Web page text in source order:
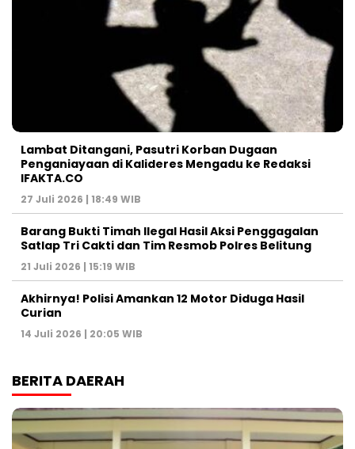
Lambat Ditangani, Pasutri Korban Dugaan
Penganiayaan di Kalideres Mengadu ke Redaksi
IFAKTA.CO
27 Juli 2026 | 18:49 WIB
Barang Bukti Timah Ilegal Hasil Aksi Penggagalan
Satlap Tri Cakti dan Tim Resmob Polres Belitung
21 Juli 2026 | 15:19 WIB
Akhirnya! Polisi Amankan 12 Motor Diduga Hasil
Curian
14 Juli 2026 | 20:05 WIB
BERITA DAERAH